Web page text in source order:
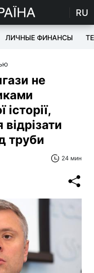
RU
ЛИЧНЫЕ ФИНАНСЫ
не
історії,
труби
24 мин